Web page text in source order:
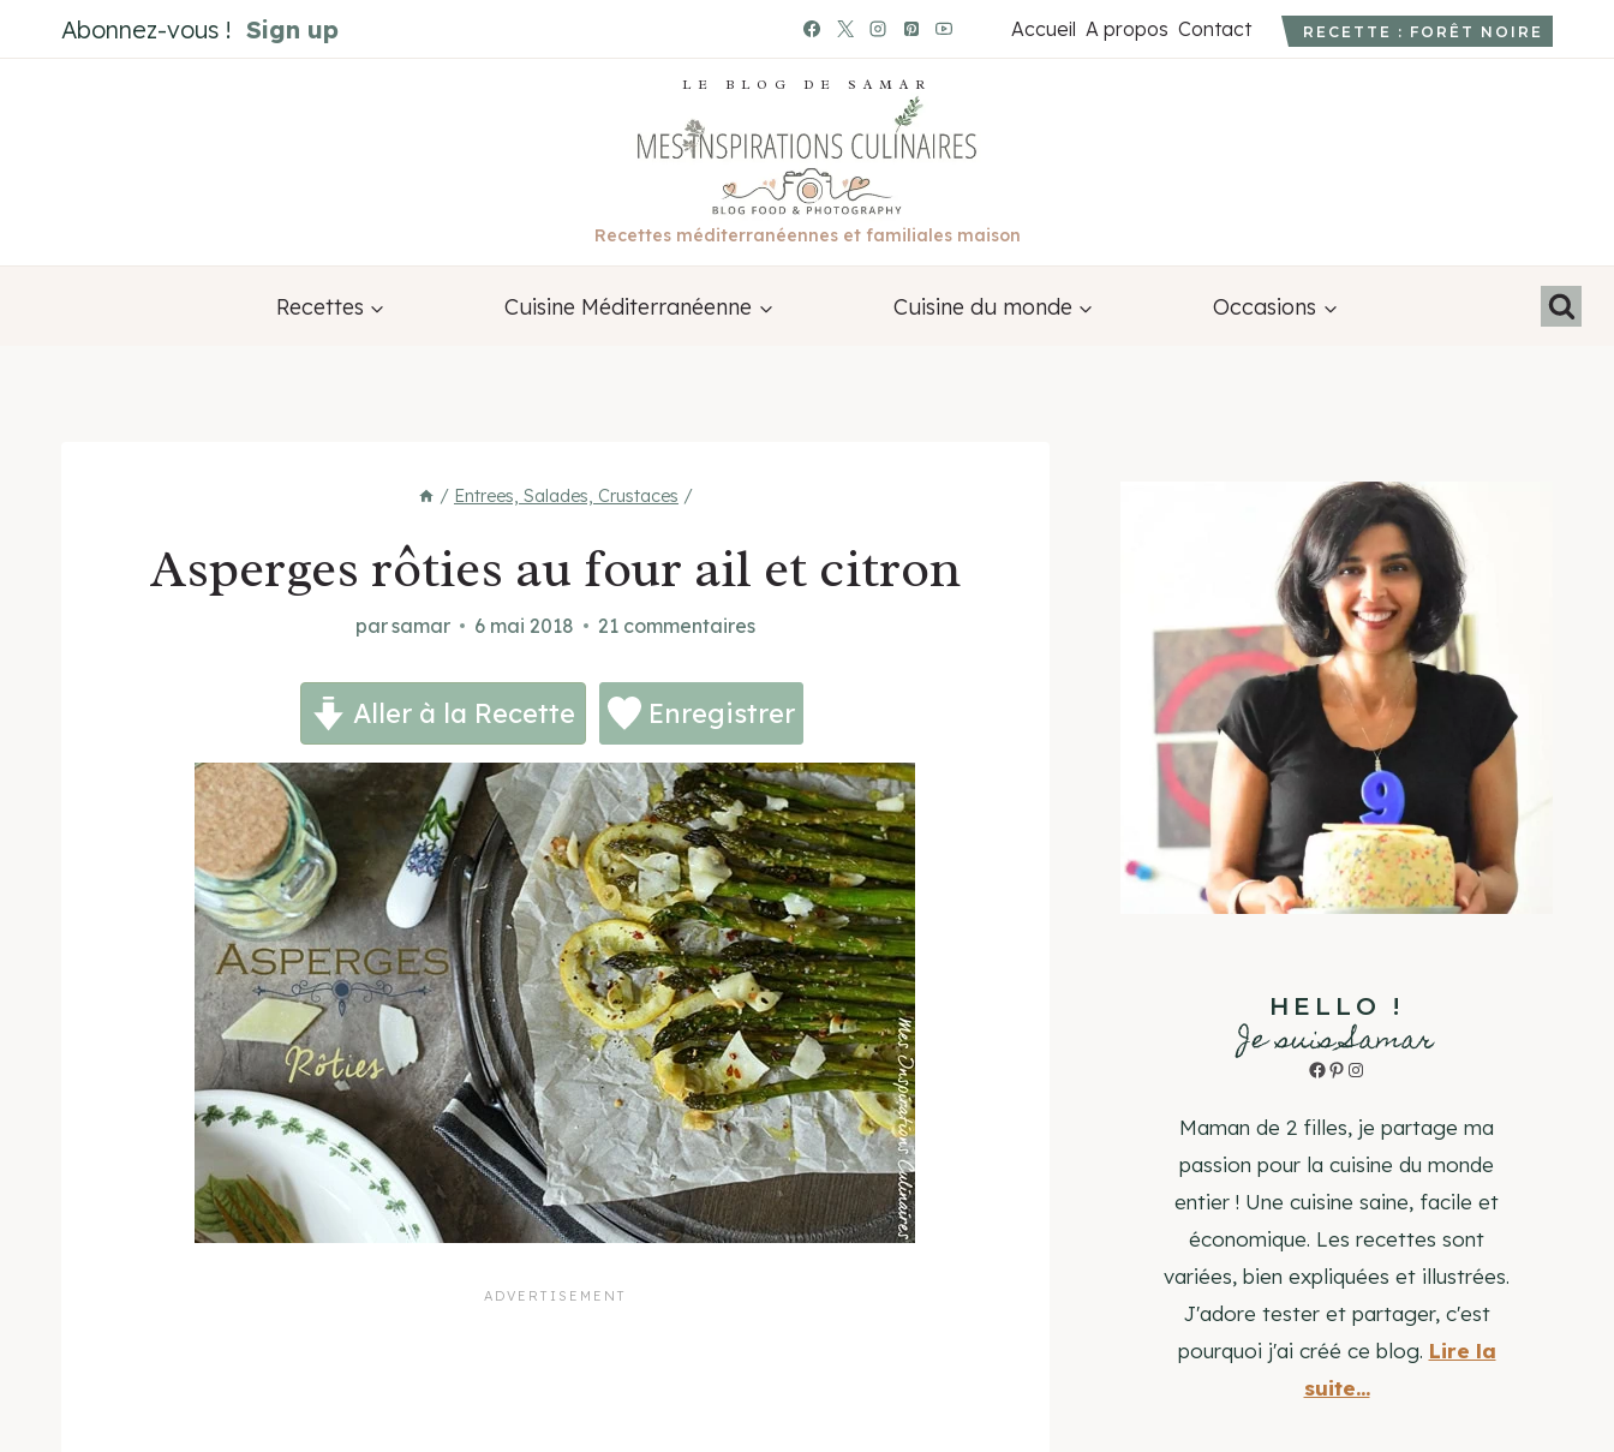
au
Abonnez-vous ! Sign up Accueil A propos Contact RECETTE : FORÊT NOIRE
LE BLOG DE SAMAR
Recettes méditerranéennes et familiales maison
Recettes Cuisine Méditerranéenne Cuisine du monde Occasions
/ Entrees, Salades, Crustaces /
Asperges rôties au four ail et citron
parsamar 6 mai 2018 21 commentaires
Aller à la Recette Enregistrer
HELLO !
Je suis Samar
Facebook
Pinterest
Instagram
Maman de 2 filles, je partage ma
passion pour la cuisine du monde
entier ! Une cuisine saine, facile et
économique. Les recettes sont
variées, bien expliquées et illustrées.
J'adore tester et partager, c'est
pourquoi j'ai créé ce blog. Lire la
suite...